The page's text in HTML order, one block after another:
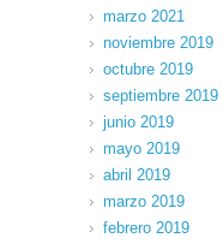
marzo 2021
noviembre 2019
octubre 2019
septiembre 2019
junio 2019
mayo 2019
abril 2019
marzo 2019
febrero 2019